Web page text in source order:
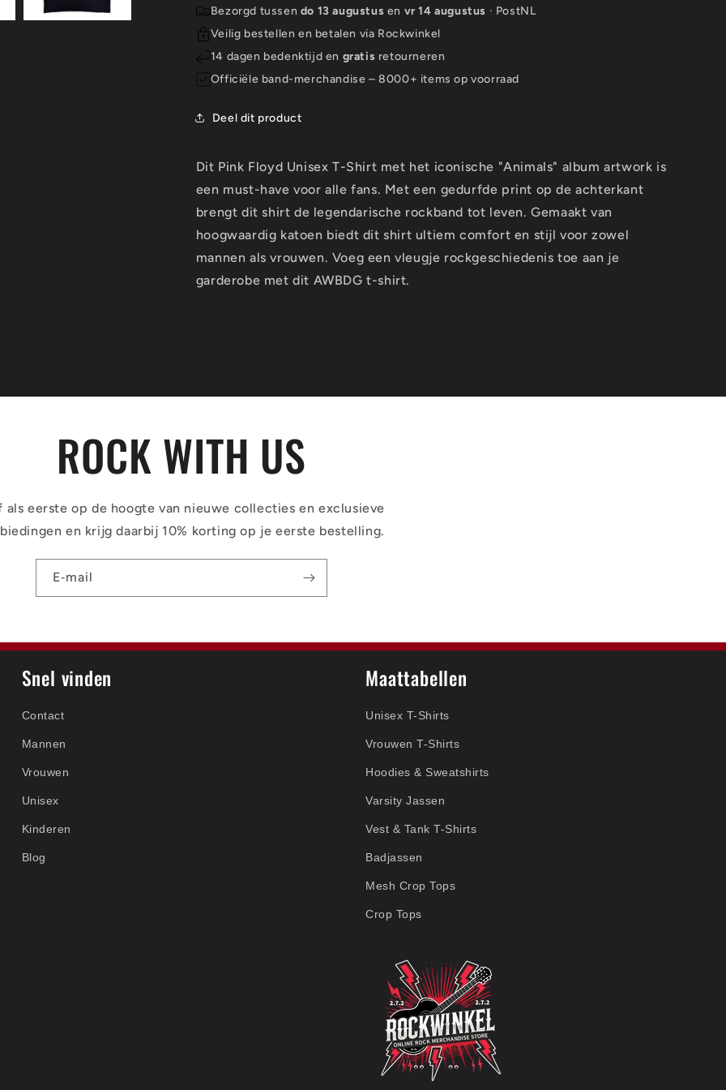
(Back
Print)
(Back
Print)
Bezorgd tussen do 13 augustus en vr 14 augustus · PostNL
Veilig bestellen en betalen via Rockwinkel
14 dagen bedenktijd en gratis retourneren
Officiële band-merchandise – 8000+ items op voorraad
Deel dit product
Dit Pink Floyd Unisex T-Shirt met het iconische "Animals" album artwork is
een must-have voor alle fans. Met een gedurfde print op de achterkant
brengt dit shirt de legendarische rockband tot leven. Gemaakt van
hoogwaardig katoen biedt dit shirt ultiem comfort en stijl voor zowel
mannen als vrouwen. Voeg een vleugje rockgeschiedenis toe aan je
garderobe met dit AWBDG t-shirt.
ROCK WITH US
als eerste op de hoogte van nieuwe collecties en exclusieve
en krijg daarbij 10% korting op je eerste bestelling.
E‑mail
Snel vinden
Contact
Mannen
Vrouwen
Unisex
Kinderen
Blog
Maattabellen
Unisex T-Shirts
Vrouwen T-Shirts
Hoodies & Sweatshirts
Varsity Jassen
Vest & Tank T-Shirts
Badjassen
Mesh Crop Tops
Crop Tops